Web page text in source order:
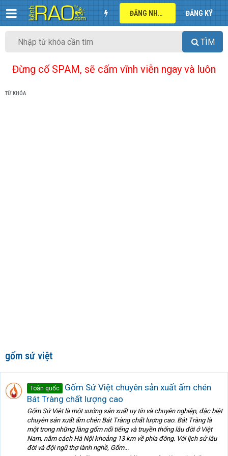
ĐĂNG NHẬP ĐĂNG KÝ
TÌM
Đừng cố SPAM, sẽ cấm vĩnh viễn ngay và luôn
TỪ KHÓA
gốm sứ việt
Toàn quốc
Gốm Sứ Việt chuyên sản xuất ấm chén
Bát Tràng chất lượng cao
Gốm Sứ Việt là một xưởng sản xuất uy tín và chuyên nghiệp, đặc biệt
chuyên sản xuất ấm chén Bát Tràng chất lượng cao. Bát Tràng là
một trong những làng gốm nổi tiếng và truyền thống lâu đời ở Việt
Nam, nằm cách Hà Nội khoảng 13 km về phía đông. Với lịch sử lâu
đời và đội ngũ thợ lành nghề, Gốm...